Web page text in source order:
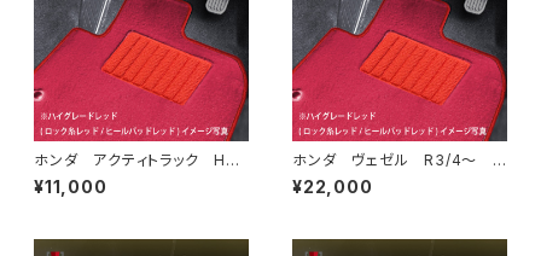
ホンダ アクティトラック H21/
12〜R3/4 HA8・HA9 フロ
アマット一式 カーマット ハイ
¥11,000
ホンダ ヴェゼル R3/4〜 R
V系 ラゲッジマット付 フロア
マット一式 トランクマット カ
¥22,000